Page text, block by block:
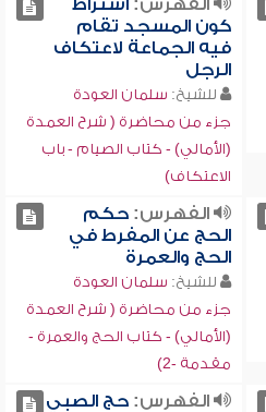
الفهرس: اشتراط
كون المسجد تقام
فيه الجماعة لاعتكاف
الرجل
للشيخ: سلمان العودة
جزء من محاضرة ( شرح العمدة
(الأمالي) - كتاب الصيام - باب
الاعتكاف)
الفهرس:حكم
الحج عن المفرط في
الحج والعمرة
للشيخ: سلمان العودة
جزء من محاضرة ( شرح العمدة
(الأمالي) - كتاب الحج والعمرة -
مقدمة -2)
الفهرس:حج الصبي